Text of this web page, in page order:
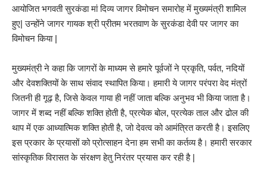
आयोजित भगवती सुरकंडा मां दिव्य जागर विमोचन समारोह में मुख्यमंत्री शामिल
हुए| उन्होंने जागर गायक श्री प्रीतम भरतवाण के सुरकंडा देवी पर जागर का
विमोचन किया |
मुख्यमंत्री ने कहा कि जागरों के माध्यम से हमारे पूर्वजों ने प्रकृति, पर्वत, नदियों
और देवशक्तियों के साथ संवाद स्थापित किया। हमारी ये जागर परंपरा वेद मंत्रों
जितनी ही गूढ़ है, जिसे केवल गाया ही नहीं जाता बल्कि अनुभव भी किया जाता है।
जागर में शब्द नहीं बल्कि शक्ति होती है, प्रत्येक बोल, प्रत्येक ताल और ढोल की
थाप में एक आध्यात्मिक शक्ति होती है, जो देवत्व को आमंत्रित करती है। इसलिए
इस प्रकार के प्रयासों को प्रोत्साहन देना हम सभी का कर्तव्य है। हमारी सरकार
सांस्कृतिक विरासत के संरक्षण हेतु निरंतर प्रयास कर रही है |